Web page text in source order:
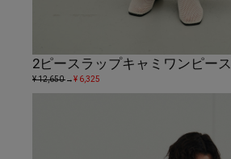
2ピースラップキャミワンピース
¥ 12,650→¥ 6,325